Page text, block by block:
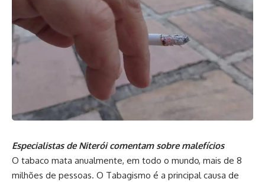
Especialistas de Niterói comentam sobre malefícios
O tabaco mata anualmente, em todo o mundo, mais de 8
milhões de pessoas. O Tabagismo é a principal causa de